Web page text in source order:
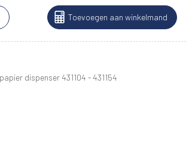
Toevoegen aan winkelmand
dispenser 431104 - 431154